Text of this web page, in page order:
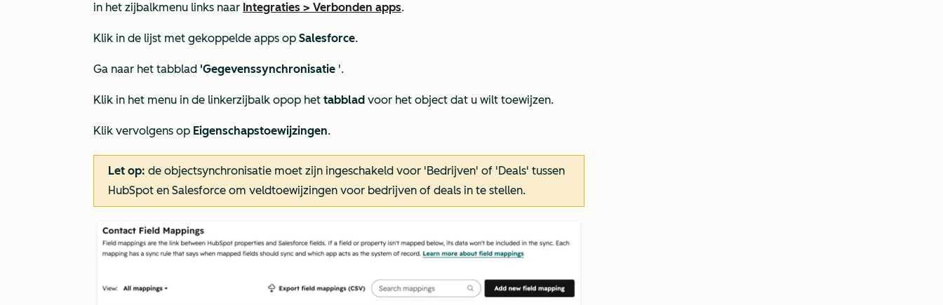
in het zijbalkmenu links naar Integraties > Verbonden apps.
Klik in de lijst met gekoppelde apps op Salesforce.
Ga naar het tabblad 'Gegevenssynchronisatie '.
Klik in het menu in de linkerzijbalk opop het tabblad voor het object dat u wilt toewijzen.
Klik vervolgens op Eigenschapstoewijzingen.
Let op: de objectsynchronisatie moet zijn ingeschakeld voor 'Bedrijven' of 'Deals' tussen
HubSpot en Salesforce om veldtoewijzingen voor bedrijven of deals in te stellen.